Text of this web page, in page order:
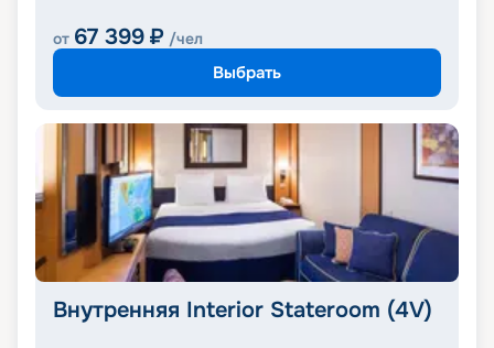
от 67 399 ₽ /чел
Выбрать
Внутренняя Interior Stateroom (4V)